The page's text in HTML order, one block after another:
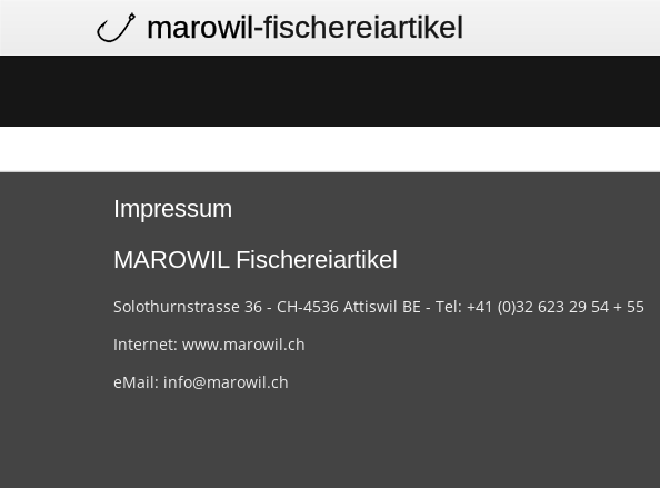
marowil-fischereiartikel
Impressum
MAROWIL Fischereiartikel
Solothurnstrasse 36 - CH-4536 Attiswil BE - Tel: +41 (0)32 623 29 54 + 55
Internet: www.marowil.ch
eMail: info@marowil.ch